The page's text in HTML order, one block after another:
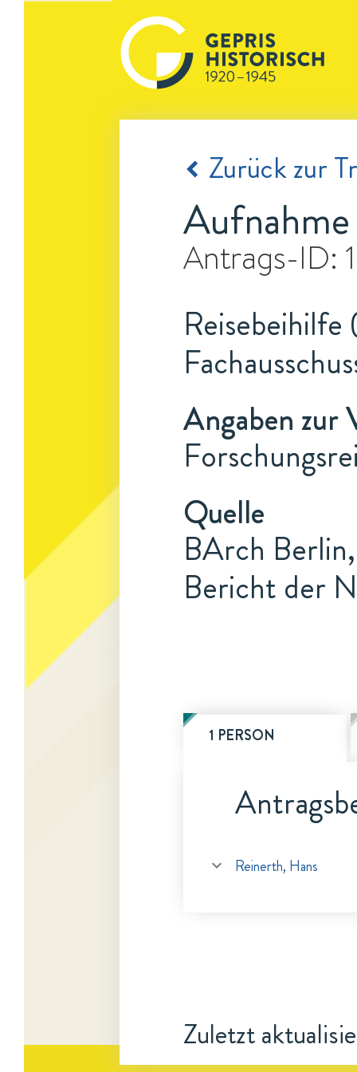
Zurück zur
Antrags-ID:
Angaben zur
Quelle
BArch
Bericht der
1 PERSON
Reinerth, Hans
Zuletzt